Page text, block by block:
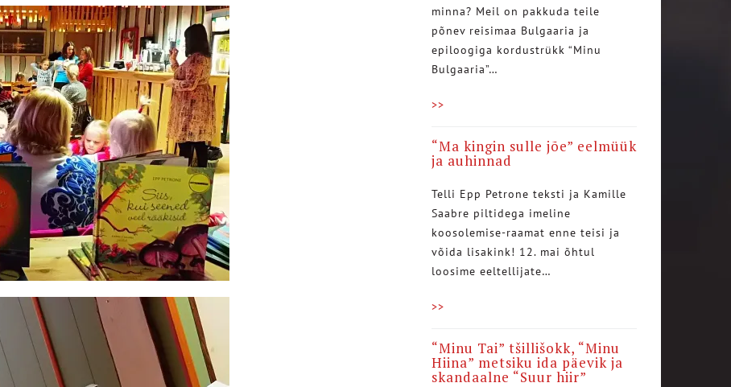
minna? Meil on pakkuda teile
põnev reisimaa Bulgaaria ja
epiloogiga kordustrükk “Minu
Bulgaaria”…
>>
“Ma kingin sulle jõe” eelmüük
ja auhinnad
Telli Epp Petrone teksti ja Kamille
Saabre piltidega imeline
koosolemise-raamat enne teisi ja
võida lisakink! 12. mai õhtul
loosime eeltellijate…
>>
“Minu Tai” tšillišokk, “Minu
Hiina” metsiku ida päevik ja
skandaalne “Suur hiir”